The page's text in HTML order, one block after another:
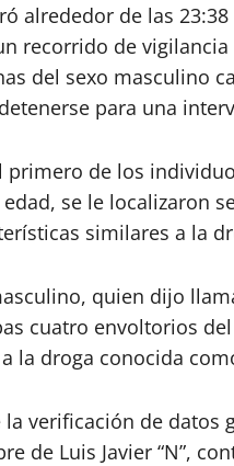
alrededor de las
recorrido de
del sexo masculino
para una
primero de los
edad, se le
similares a la
quien dijo
cuatro envoltorios
la droga conocida
verificación de datos
de Luis Javier “N”,